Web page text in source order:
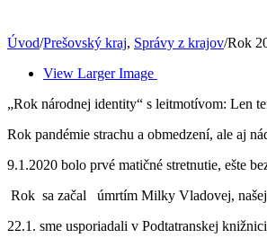
Úvod/Prešovský kraj, Správy z krajov/Rok
View Larger Image
„Rok národnej identity“ s leitmotívom: Len
Rok pandémie strachu a obmedzení, ale aj
9.1.2020 bolo prvé matičné stretnutie, ešte
Rok sa začal úmrtím Milky Vladovej, našej
22.1. sme usporiadali v Podtatranskej